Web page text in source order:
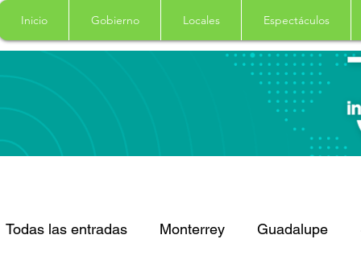
Inicio Gobierno Locales Espectáculos
Todas las entradas Monterrey Guadalupe